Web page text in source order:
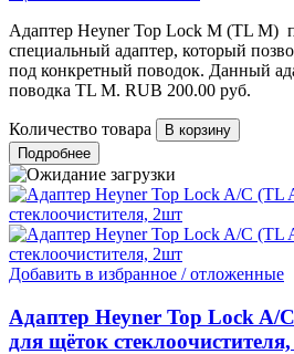
Адаптер Heyner Top Lock M (TL M)
специальный адаптер, который
под конкретный поводок. Данный
поводка TL M. RUB 200.00 руб.
Количество товара
Подробнее
Добавить в избранное / отложенные
Адаптер Heyner Top Lock A/
для щёток